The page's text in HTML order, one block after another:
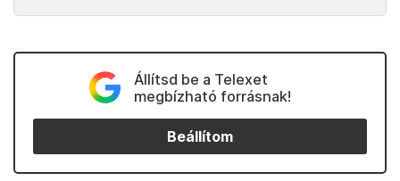
Állítsd be a Telexet
megbízható forrásnak!
Beállítom